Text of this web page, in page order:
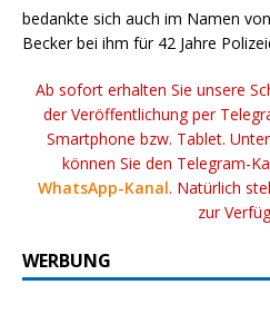
bedankte sich auch im Namen
Becker bei ihm für 42 Jahre
Ab sofort erhalten Sie unsere
der Veröffentlichung per
Smartphone bzw. Tablet.
können Sie den Telegram-
WhatsApp-Kanal. Natürlich
zur
WERBUNG